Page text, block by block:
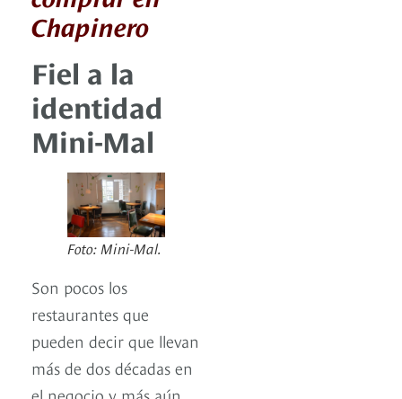
Chapinero
Fiel a la
identidad
Mini-Mal
Foto: Mini-Mal.
Son pocos los
restaurantes que
pueden decir que llevan
más de dos décadas en
el negocio y más aún